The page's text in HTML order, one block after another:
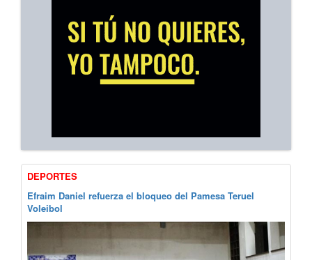
DEPORTES
Efraim Daniel refuerza el bloqueo del Pamesa Teruel
Voleibol